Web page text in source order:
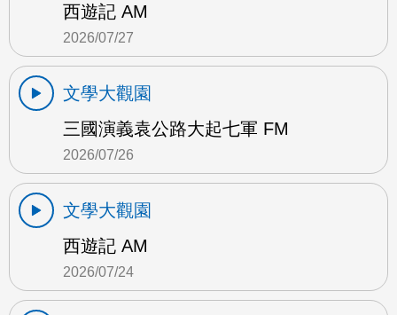
西遊記 AM
2026/07/27
文學大觀園
三國演義袁公路大起七軍 FM
2026/07/26
文學大觀園
西遊記 AM
2026/07/24